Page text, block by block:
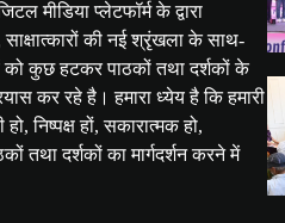
मीडिया प्लेटफॉर्म के द्वारा
साक्षात्कारों की नई श्रृंखला के साथ-
को कुछ हटकर पाठकों तथा दर्शकों के
कर रहे है। हमारा ध्येय है कि हमारी
निष्पक्ष हों, सकारात्मक हो,
तथा दर्शकों का मार्गदर्शन करने में